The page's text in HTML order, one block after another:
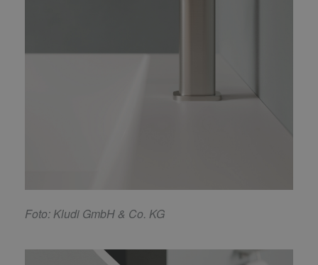
Foto: Kludi GmbH & Co. KG